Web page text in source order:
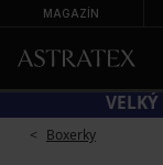
MAGAZÍN
Boxerky